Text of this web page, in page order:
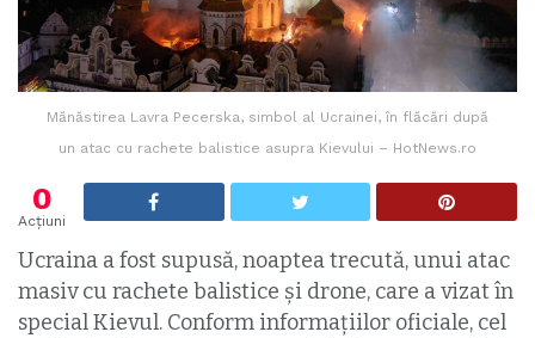
Mănăstirea Lavra Pecerska, simbol al Ucrainei, în flăcări după
un atac cu rachete balistice asupra Kievului – HotNews.ro
0
Acțiuni
Ucraina a fost supusă, noaptea trecută, unui atac
masiv cu rachete balistice și drone, care a vizat în
special Kievul. Conform informațiilor oficiale, cel